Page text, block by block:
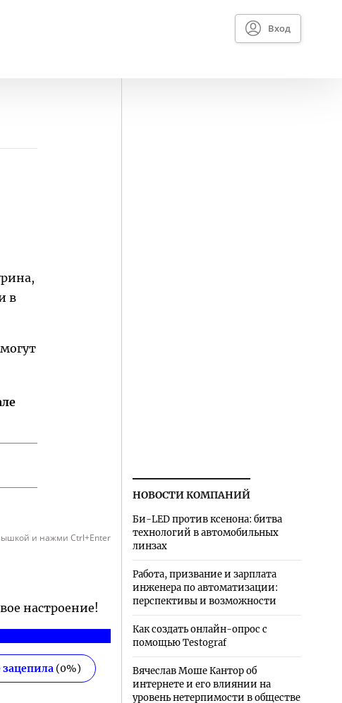
Вход
в
и нажми Ctrl+Enter
настроение!
зацепила (0%)
НОВОСТИ КОМПАНИЙ
Би-LED против ксенона: битва
технологий в автомобильных
линзах
Работа, призвание и зарплата
инженера по автоматизации:
перспективы и возможности
Как создать онлайн-опрос с
помощью Testograf
Вячеслав Моше Кантор об
интернете и его влиянии на
уровень нетерпимости в обществе